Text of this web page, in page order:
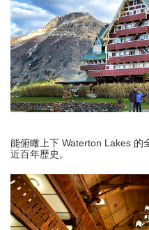
能俯瞰上下 Waterton Lakes 的
近百年歷史。